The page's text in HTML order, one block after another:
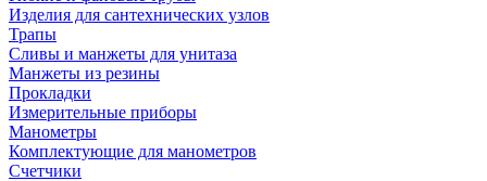
Изделия для сантехнических узлов
Трапы
Сливы и манжеты для унитаза
Манжеты из резины
Прокладки
Измерительные приборы
Манометры
Комплектующие для манометров
Счетчики